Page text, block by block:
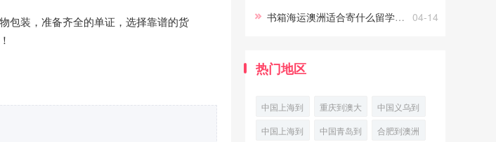
包装，准备齐全的单证，选择靠谱的货
04-14
书箱海运澳洲适合寄什么留学生必看
热门地区
中国上海到
兰瑟斯顿国
重庆到澳大
利亚吉朗空
中国义乌到
澳大利亚丹
中国上海到
中国青岛到
合肥到澳洲